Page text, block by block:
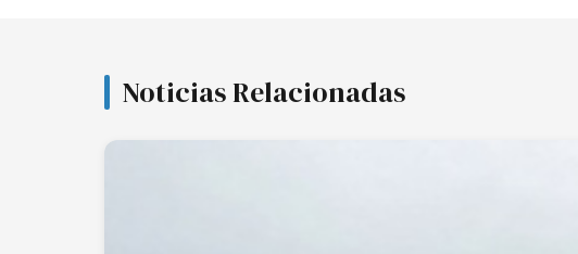
Noticias Relacionadas